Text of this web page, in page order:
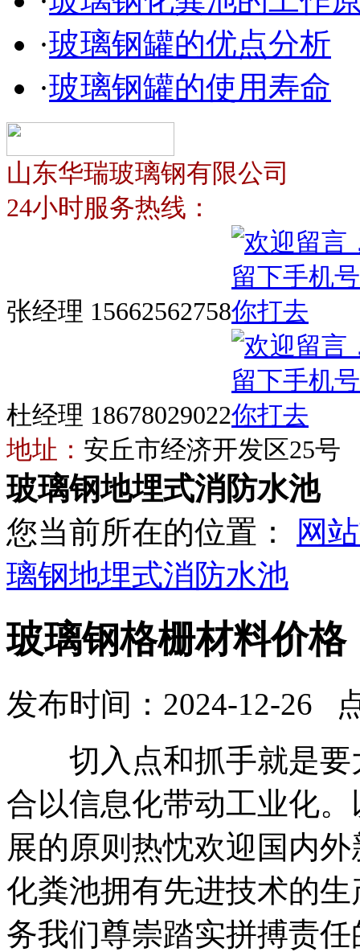
·玻璃钢罐的优点分析
·玻璃钢罐的使用寿命
山东华瑞玻璃钢有限公司
24小时服务热线：
张经理 15662562758
杜经理 18678029022
地址： 安丘市经济开发区25号
玻璃钢地埋式消防水池
您当前所在的位置：
网
璃钢地埋式消防水池
玻璃钢格栅材料价格
发布时间：2024-12-26
切入点和抓手就是要
合以信息化带动工业化
展的原则热忱欢迎国内
化粪池拥有先进技术的
务我们尊崇踏实拼搏责